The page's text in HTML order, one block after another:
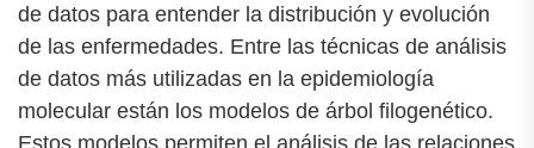
de datos para entender la distribución y evolución
de las enfermedades. Entre las técnicas de análisis
de datos más utilizadas en la epidemiología
molecular están los modelos de árbol filogenético.
Estos modelos permiten el análisis de las relaciones